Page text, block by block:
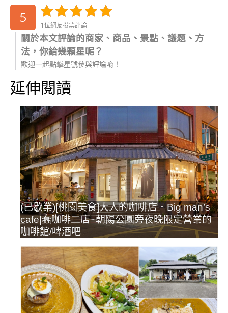
5 1位網友投票評論
關於本文評論的商家、商品、景點、議題、方
法，你給幾顆星呢？
歡迎一起點擊星號參與評論唷！
延伸閱讀
(已歇業)[桃園美食]大人的咖啡店．Big man’s
cafe|蠢咖啡二店~朝陽公園旁夜晚限定營業的
咖啡館/啤酒吧